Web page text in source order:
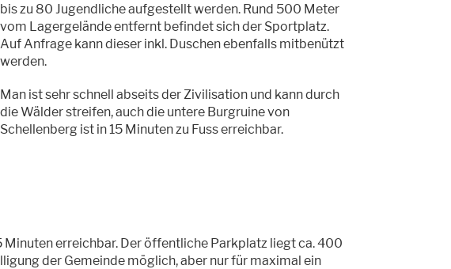
bis zu 80 Jugendliche aufgestellt werden. Rund 500 Meter
vom Lagergelände entfernt befindet sich der Sportplatz.
Auf Anfrage kann dieser inkl. Duschen ebenfalls mitbenützt
werden.
Man ist sehr schnell abseits der Zivilisation und kann durch
die Wälder streifen, auch die untere Burgruine von
Schellenberg ist in 15 Minuten zu Fuss erreichbar.
erreichbar. Der öffentliche Parkplatz liegt ca. 400
der Gemeinde möglich, aber nur für maximal ein